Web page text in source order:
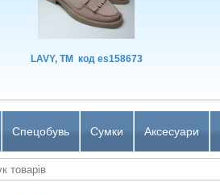
LAVY, TM кодes158673
Спецобувь Сумки Аксесуари